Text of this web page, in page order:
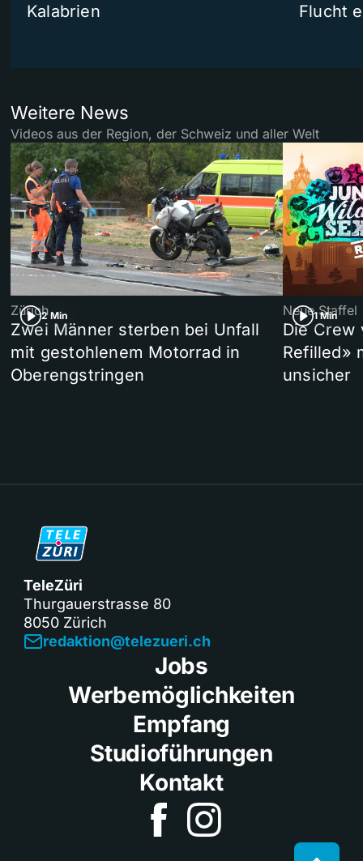
Kalabrien
Flucht
Weitere News
Videos aus der Region, der Schweiz und aller Welt
2 Min
Zürich
Zwei Männer sterben bei Unfall
mit gestohlenem Motorrad in
Oberengstringen
1 Min
Neue Staffel
Die Crew
Refilled»
unsicher
TeleZüri
Thurgauerstrasse 80
8050 Zürich
redaktion@telezueri.ch
Jobs
Werbemöglichkeiten
Empfang
Studioführungen
Kontakt